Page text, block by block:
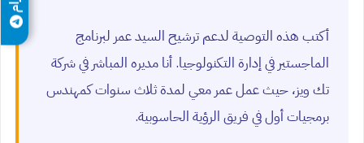
أكتب هذه التوصية لدعم ترشيح السيد عمر لبرنامج
الماجستير في إدارة التكنولوجيا. أنا مديره المباشر في شركة
تك ويز، حيث عمل عمر معي لمدة ثلاث سنوات كمهندس
برمجيات أول في فريق الرؤية الحاسوبية.